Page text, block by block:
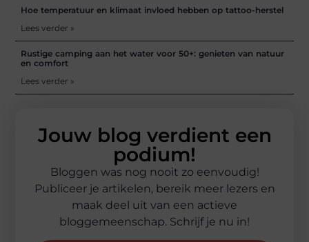
Hoe temperatuur en klimaat invloed hebben op tattoo-herstel
Lees verder »
Rustige camping aan het water voor 50+: genieten van natuur
en comfort
Lees verder »
Jouw blog verdient een
podium!
Bloggen was nog nooit zo eenvoudig!
Publiceer je artikelen, bereik meer lezers en
maak deel uit van een actieve
bloggemeenschap. Schrijf je nu in!